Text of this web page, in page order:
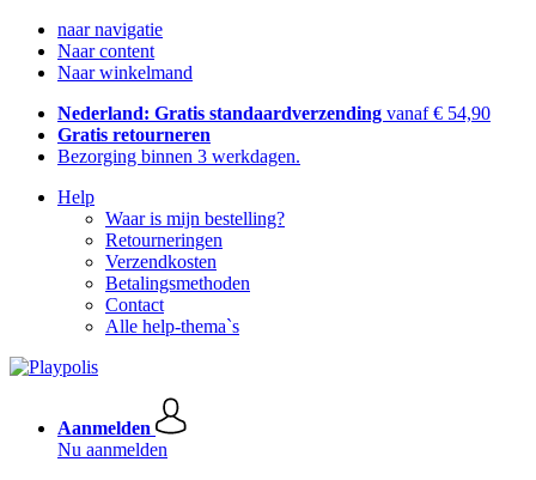
naar navigatie
Naar content
Naar winkelmand
Nederland: Gratis standaardverzending vanaf € 54,90
Gratis retourneren
Bezorging binnen 3 werkdagen.
Help
Waar is mijn bestelling?
Retourneringen
Verzendkosten
Betalingsmethoden
Contact
Alle help-thema`s
Aanmelden
Nu aanmelden